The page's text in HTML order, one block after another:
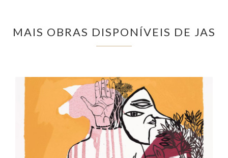
MAIS OBRAS DISPONÍVEIS DE JAS